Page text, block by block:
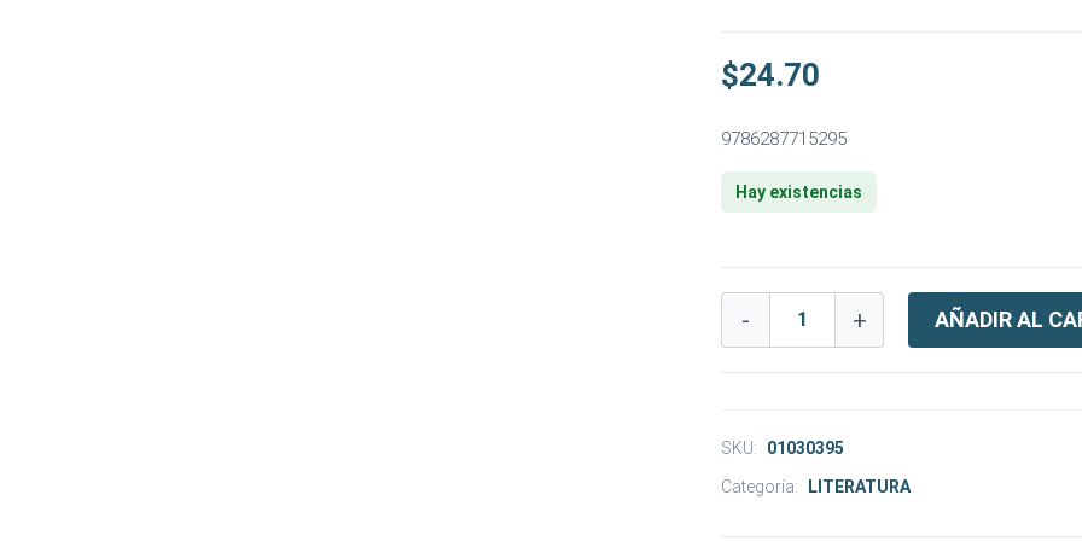
$24.70
9786287715295
Hay existencias
- + AÑADIR AL
SKU:
01030395
Categoría:
LITERATURA